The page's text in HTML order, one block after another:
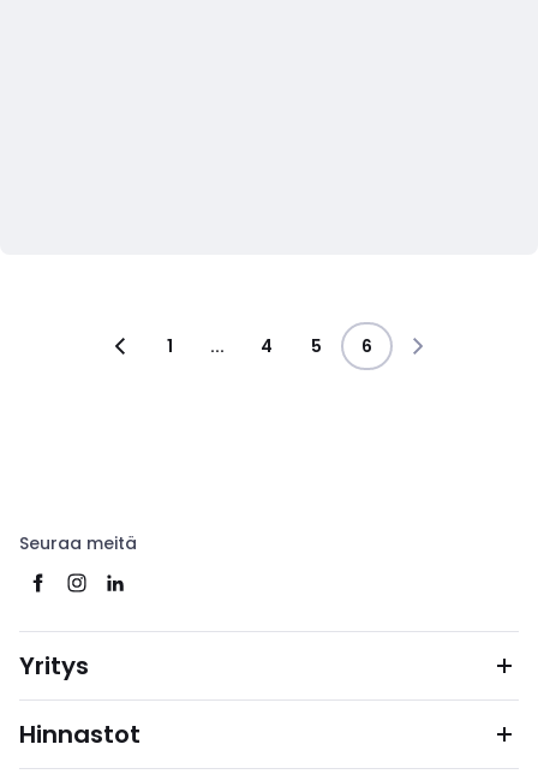
1 ... 4 5 6
Seuraa meitä
Yritys
Hinnastot